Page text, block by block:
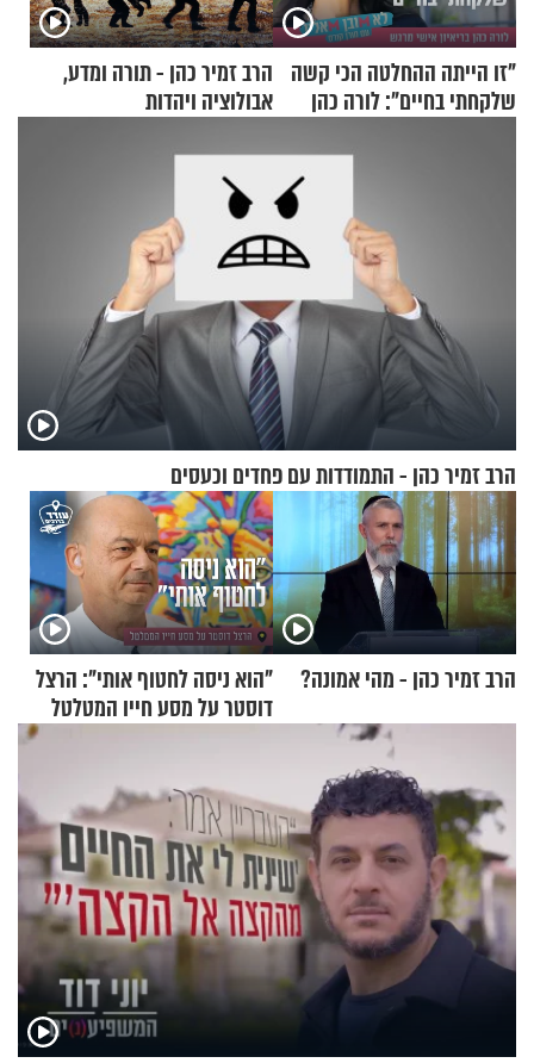
"זו הייתה ההחלטה הכי קשה
שלקחתי בחיים": לורה כהן
הרב זמיר כהן - תורה ומדע,
אבולוציה ויהדות
הרב זמיר כהן - התמודדות עם פחדים וכעסים
הרב זמיר כהן - מהי אמונה?
"הוא ניסה לחטוף אותי": הרצל
דוסטר על מסע חייו המטלטל